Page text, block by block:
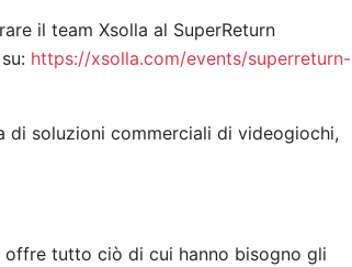
il team Xsolla al SuperReturn
https://xsolla.com/events/superreturn-
di soluzioni commerciali di videogiochi,
offre tutto ciò di cui hanno bisogno gli